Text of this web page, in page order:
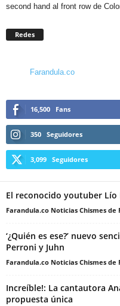
second hand al front row de
Redes
Farandula.co
16,500 Fans
350 Seguidores
3,099 Seguidores
El reconocido youtuber Lío
Farandula.co Noticias Chismes de
‘¿Quién es ese?’ nuevo
Perroni y Juhn
Farandula.co Noticias Chismes de
Increíble!: La cantautora
propuesta única